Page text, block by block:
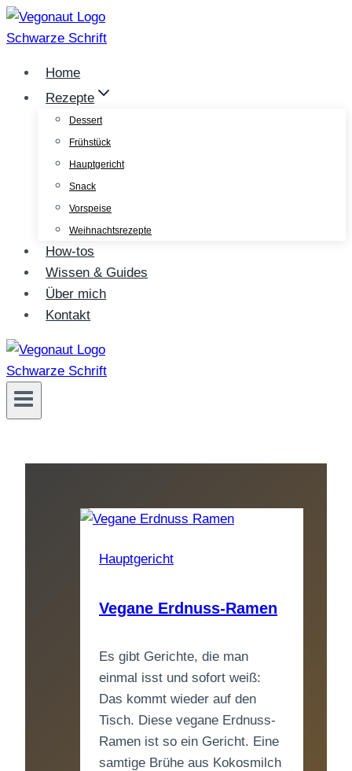
Zum
Inhalt
Home
Rezepte
Dessert
Frühstück
Hauptgericht
Snack
Vorspeise
Weihnachtsrezepte
How-tos
Wissen & Guides
Über mich
Kontakt
Hauptgericht
Vegane Erdnuss-Ramen
Es gibt Gerichte, die man
einmal isst und sofort weiß:
Das kommt wieder auf den
Tisch. Diese vegane Erdnuss-
Ramen ist so ein Gericht. Eine
samtige Brühe aus Kokosmilch